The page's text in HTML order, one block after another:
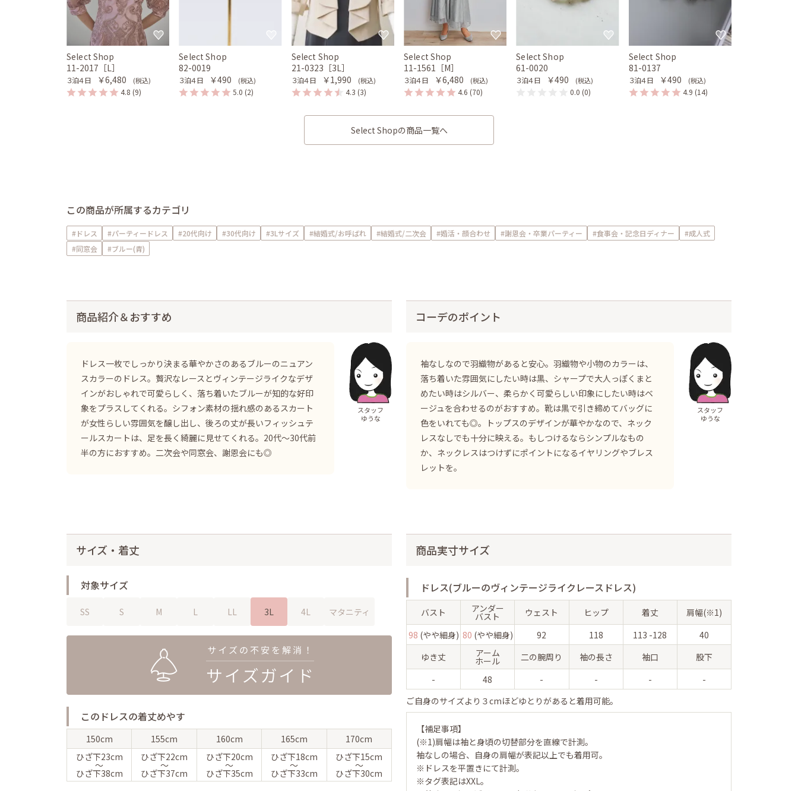
Select Shop
11-2017［L］
３泊４日 ￥6,480 (税込)
4.8 (9)
Select Shop
82-0019
３泊４日 ￥490 (税込)
5.0 (2)
Select Shop
21-0323［3L］
３泊４日 ￥1,990 (税込)
4.3 (3)
Select Shop
11-1561［M］
３泊４日 ￥6,480 (税込)
4.6 (70)
Select Shop
61-0020
３泊４日 ￥490 (税込)
0.0 (0)
Select Shop
81-0137
３泊４日 ￥490 (税込)
4.9 (14)
Select Shopの商品一覧へ
この商品が所属するカテゴリ
#ドレス #パーティードレス #20代向け #30代向け #3Lサイズ #結婚式/お呼ばれ #結婚式/二次会 #婚活・顔合わせ #謝恩会・卒業パーティー #食事会・記念日ディナー
#成人式
#同窓会
#ブルー(青)
商品紹介＆おすすめ
ドレス一枚でしっかり決まる華やかさのあるブルーのニュアン
スカラーのドレス。贅沢なレースとヴィンテージライクなデザ
インがおしゃれで可愛らしく、落ち着いたブルーが知的な好印
象をプラスしてくれる。シフォン素材の揺れ感のあるスカート
が女性らしい雰囲気を醸し出し、後ろの丈が長いフィッシュテ
ールスカートは、足を長く綺麗に見せてくれる。20代〜30代前
半の方におすすめ。二次会や同窓会、謝恩会にも◎
スタッフ
ゆうな
コーデのポイント
袖なしなので羽織物があると安心。羽織物や小物のカラーは、
落ち着いた雰囲気にしたい時は黒、シャープで大人っぽくまと
めたい時はシルバー、柔らかく可愛らしい印象にしたい時はベ
ージュを合わせるのがおすすめ。靴は黒で引き締めてバッグに
色をいれても◎。トップスのデザインが華やかなので、ネック
レスなしでも十分に映える。もしつけるならシンプルなもの
か、ネックレスはつけずにポイントになるイヤリングやブレス
レットを。
スタッフ
ゆうな
サイズ・着丈
対象サイズ
SS S M L LL 3L 4L マタニティ
このドレスの着丈めやす
150cm 155cm 160cm 165cm
170cm
ひざ下23cm
〜
ひざ下38cm
ひざ下22cm
〜
ひざ下37cm
ひざ下20cm
〜
ひざ下35cm
ひざ下18cm
〜
ひざ下33cm
ひざ下15cm
〜
ひざ下30cm
商品実寸サイズ
ドレス(ブルーのヴィンテージライクレースドレス)
バスト アンダー
バスト ウェスト ヒップ 着丈
肩幅(※1)
98 (やや細身) 80 (やや細身) 92 118 113 -128
40
ゆき丈
アーム
ホール 二の腕周り 袖の長さ 袖口
股下
-
48 - - -
-
ご自身のサイズより３cmほどゆとりがあると着用可能。
【補足事項】
(※1)肩幅は袖と身頃の切替部分を直線で計測。
袖なしの場合、自身の肩幅が表記以上でも着用可。
※ドレスを平置きにて計測。
※タグ表記はXXL。